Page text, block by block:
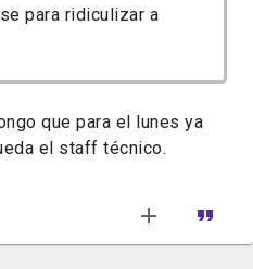
para ridiculizar a
que para el lunes ya
el staff técnico.